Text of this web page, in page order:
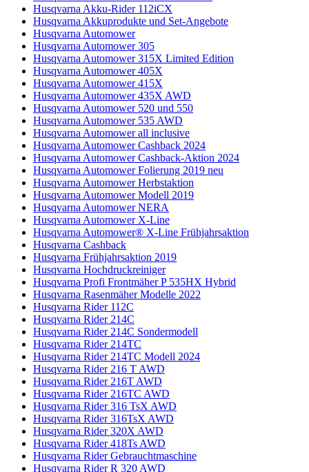
Husqvarna Akku-Rider 112iCX
Husqvarna Akkuprodukte und Set-Angebote
Husqvarna Automower
Husqvarna Automower 305
Husqvarna Automower 315X Limited Edition
Husqvarna Automower 405X
Husqvarna Automower 415X
Husqvarna Automower 435X AWD
Husqvarna Automower 520 und 550
Husqvarna Automower 535 AWD
Husqvarna Automower all inclusive
Husqvarna Automower Cashback 2024
Husqvarna Automower Cashback-Aktion 2024
Husqvarna Automower Folierung 2019 neu
Husqvarna Automower Herbstaktion
Husqvarna Automower Modell 2019
Husqvarna Automower NERA
Husqvarna Automower X-Line
Husqvarna Automower® X-Line Frühjahrsaktion
Husqvarna Cashback
Husqvarna Frühjahrsaktion 2019
Husqvarna Hochdruckreiniger
Husqvarna Profi Frontmäher P 535HX Hybrid
Husqvarna Rasenmäher Modelle 2022
Husqvarna Rider 112C
Husqvarna Rider 214C
Husqvarna Rider 214C Sondermodell
Husqvarna Rider 214TC
Husqvarna Rider 214TC Modell 2024
Husqvarna Rider 216 T AWD
Husqvarna Rider 216T AWD
Husqvarna Rider 216TC AWD
Husqvarna Rider 316 TsX AWD
Husqvarna Rider 316TsX AWD
Husqvarna Rider 320X AWD
Husqvarna Rider 418Ts AWD
Husqvarna Rider Gebrauchtmaschine
Husqvarna Rider R 320 AWD